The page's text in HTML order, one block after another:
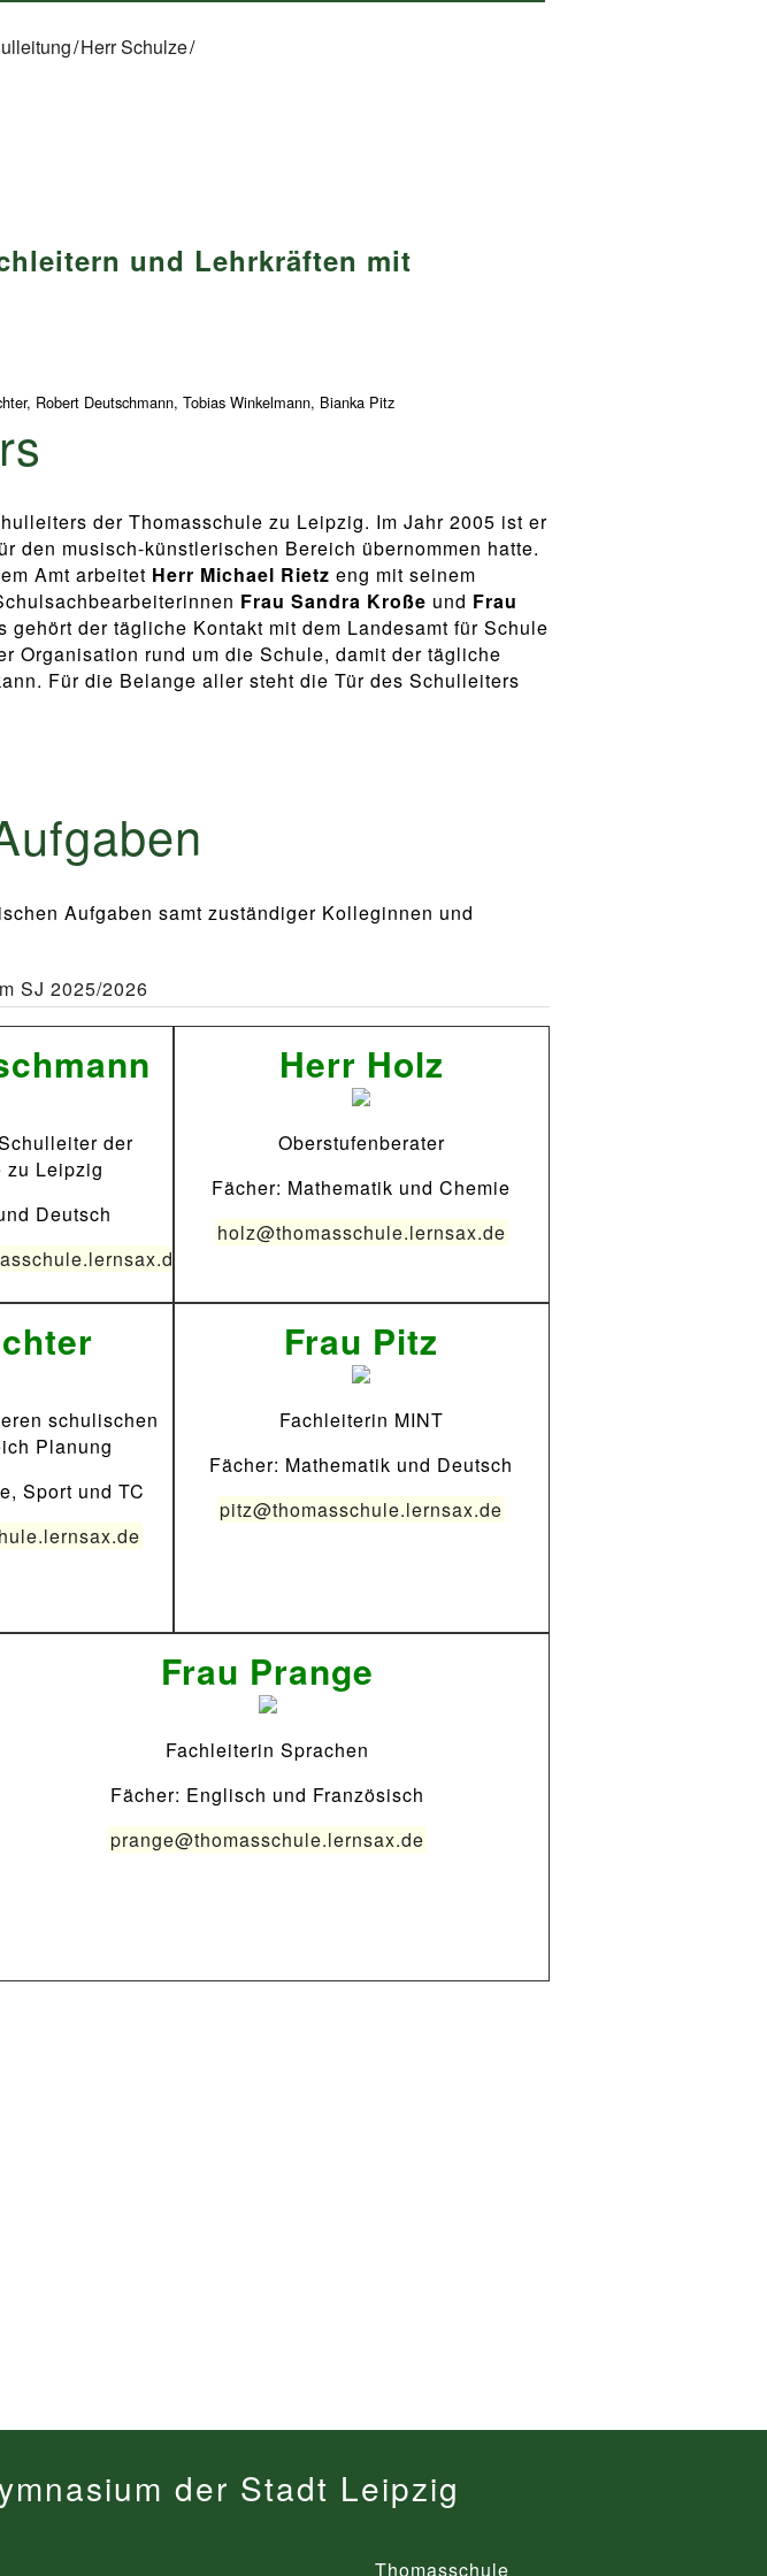
/Herr Schulze/
und Lehrkräften mit
Robert Deutschmann, Tobias Winkelmann, Bianka Pitz
der Thomasschule zu Leipzig. Im Jahr 2005 ist er
den musisch-künstlerischen Bereich übernommen hatte.
Amt arbeitet Herr Michael Rietz eng mit seinem
Frau Sandra Kroße und Frau
der tägliche Kontakt mit dem Landesamt für Schule
Organisation rund um die Schule, damit der tägliche
Für die Belange aller steht die Tür des Schulleiters
Aufgaben samt zuständiger Kolleginnen und
SJ 2025/2026
der
zu Leipzig
Deutsch
Herr Holz
Oberstufenberater
Fächer: Mathematik und Chemie
holz@thomasschule.lernsax.de
schulischen
Planung
Sport und TC
Frau Pitz
Fachleiterin MINT
Fächer: Mathematik und Deutsch
pitz@thomasschule.lernsax.de
Frau Prange
Fachleiterin Sprachen
Fächer: Englisch und Französisch
prange@thomasschule.lernsax.de
der Stadt Leipzig
Thomasschule